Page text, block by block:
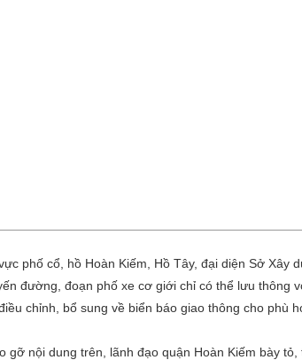
phố cổ, hồ Hoàn Kiếm, Hồ Tây, đại diện Sở Xây
đường, đoạn phố xe cơ giới chỉ có thể lưu thông
chỉnh, bổ sung về biển báo giao thông cho phù
nội dung trên, lãnh đạo quận Hoàn Kiếm bày